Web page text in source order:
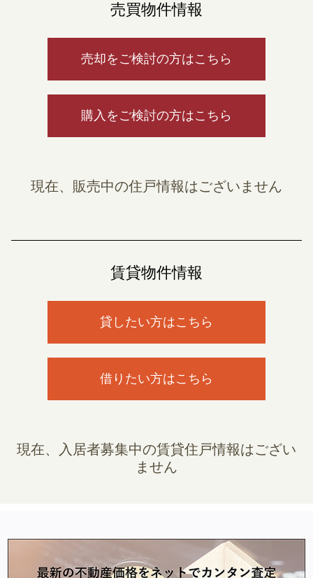
売買物件情報
売却をご検討の方はこちら
購入をご検討の方はこちら
現在、販売中の住戸情報はございません
賃貸物件情報
貸したい方はこちら
借りたい方はこちら
現在、入居者募集中の賃貸住戸情報はござい
ません